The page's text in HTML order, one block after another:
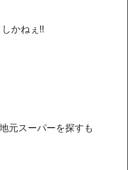
かねぇ!!
元スーパーを探すも